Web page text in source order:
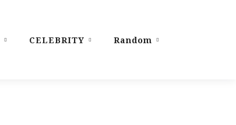
CELEBRITY Random